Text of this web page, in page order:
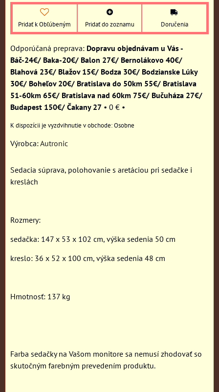
Pridať k Obľúbeným Pridať do zoznamu Doručenia
Dopravu objednávam u Vás -
Báč-24€/ Baka-20€/ Balon 27€/ Bernolákovo 40€/
Blahová 23€/ Blažov 15€/ Bodza 30€/ Bodzianske Lúky
30€/ Boheľov 20€/ Bratislava do 50km 55€/ Bratislava
51-60km 65€/ Bratislava nad 60km 75€/ Bučuháza 27€/
Budapest 150€/ Čakany 27 • 0 € •
Osobne
Výrobca:Autronic
Sedacia súprava, polohovanie s aretáciou pri sedačke i
kreslách
Rozmery:
sedačka: 147 x 53 x 102 cm, výška sedenia 50 cm
kreslo: 36 x 52 x 100 cm, výška sedenia 48 cm
Hmotnosť: 137 kg
Farba sedačky na Vašom monitore sa nemusí zhodovať so
skutočným farebným prevedením produktu.